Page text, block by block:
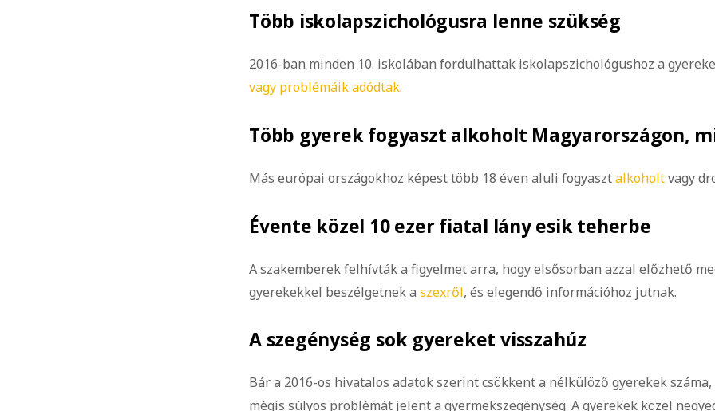
Több iskolapszichológusra lenne szükség
2016-ban minden 10. iskolában fordulhattak iskolapszichológushoz a
vagy problémáik adódtak.
Több gyerek fogyaszt alkoholt Magyarországon,
Más európai országokhoz képest több 18 éven aluli fogyasztalkoholtvagy
Évente közel 10 ezer fiatal lány esik teherbe
A szakemberek felhívták a figyelmet arra, hogy elsősorban azzal előzhető
gyerekekkel beszélgetnek a szexről, és elegendő információhoz jutnak.
A szegénység sok gyereket visszahúz
Bár a 2016-os hivatalos adatok szerint csökkent a nélkülöző gyerekek
mégis súlyos problémát jelent a gyermekszegénység. A gyerekek közel